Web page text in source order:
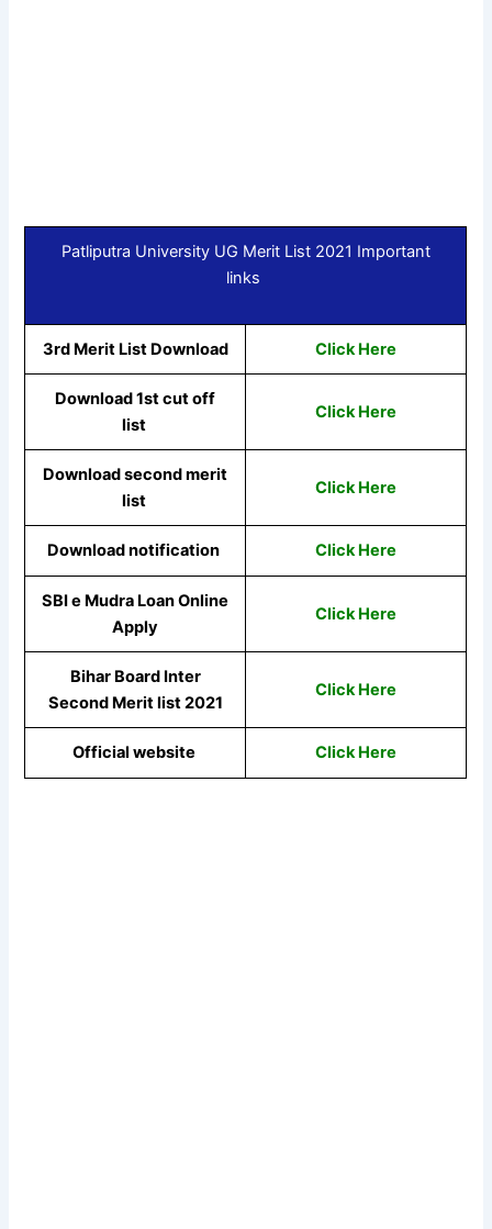
Patliputra University UG Merit List 2021 Important
links
3rd Merit List Download Click Here
Download 1st cut off
list
Click Here
Download second merit
list
Click Here
Download notification Click Here
SBI e Mudra Loan Online
Apply
Click Here
Bihar Board Inter
Second Merit list 2021
Click Here
Official website Click Here